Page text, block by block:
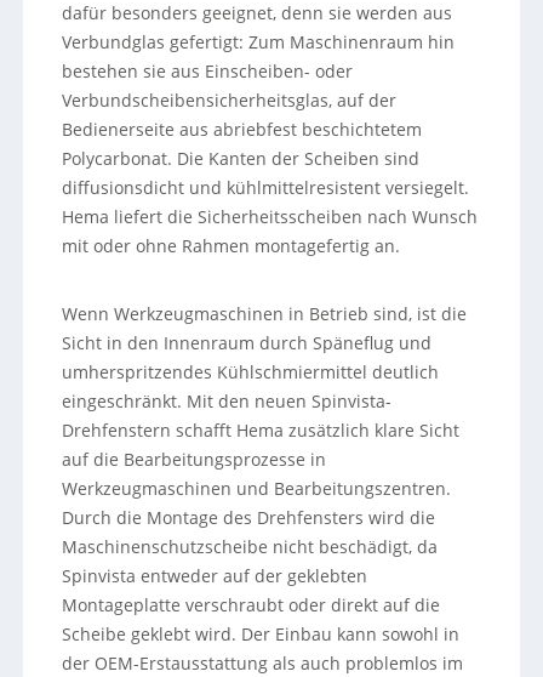
dafür besonders geeignet, denn sie werden aus
Verbundglas gefertigt: Zum Maschinenraum hin
bestehen sie aus Einscheiben- oder
Verbundscheibensicherheitsglas, auf der
Bedienerseite aus abriebfest beschichtetem
Polycarbonat. Die Kanten der Scheiben sind
diffusionsdicht und kühlmittelresistent versiegelt.
Hema liefert die Sicherheitsscheiben nach Wunsch
mit oder ohne Rahmen montagefertig an.
Wenn Werkzeugmaschinen in Betrieb sind, ist die
Sicht in den Innenraum durch Späneflug und
umherspritzendes Kühlschmiermittel deutlich
eingeschränkt. Mit den neuen Spinvista-
Drehfenstern schafft Hema zusätzlich klare Sicht
auf die Bearbeitungsprozesse in
Werkzeugmaschinen und Bearbeitungszentren.
Durch die Montage des Drehfensters wird die
Maschinenschutzscheibe nicht beschädigt, da
Spinvista entweder auf der geklebten
Montageplatte verschraubt oder direkt auf die
Scheibe geklebt wird. Der Einbau kann sowohl in
der OEM-Erstausstattung als auch problemlos im